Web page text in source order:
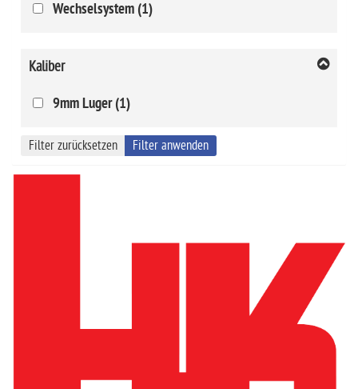
Wechselsystem (1)
Kaliber
9mm Luger (1)
Filter zurücksetzen Filter anwenden